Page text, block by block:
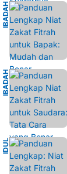
I
B
A
DA
H
I
S
L
AM
I
B
A
DA
H
I
S
L
AM
I
D
U
L
F
I
T
RI